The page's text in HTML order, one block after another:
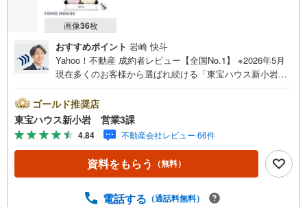
画像36枚
おすすめポイント 岩崎 快斗
Yahoo！不動産 成約者レビュー【全国No.1】 ※2026年5月
現在多くのお客様から選ばれ続ける「東宝ハウス新小岩」
見学OK■営業時間内（9:00～20:00）はお電話でのご連絡が
スムーズです。ご自宅への送迎・最寄駅でのお待ち合わせ
等、お気軽にご相談ください。 選ばれる3つの「圧倒的メ
リット」 （1）【業界最低水準の提携住宅ローン】「他社
で断られた」「借入がある」方も独自審査で多数承認！優
遇金利と各種手数料0円でお得に。（2）【未来カレンダー
ュレーション。「月々いくらなら安心か」をプロが明確に
ゴールド推奨店
東宝ハウス新小岩 営業3課
4.84 不動産会社レビュー 66件
資料をもらう （無料）
電話する （通話料無料）